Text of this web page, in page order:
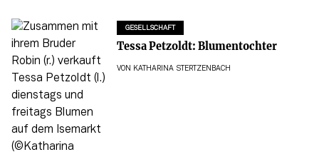
GESELLSCHAFT
Tessa Petzoldt: Blumentochter
VON KATHARINA STERTZENBACH